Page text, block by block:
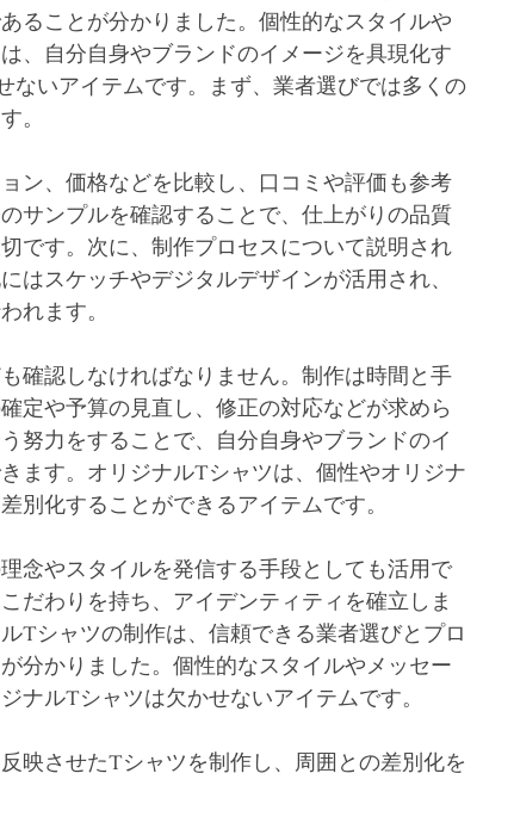
ることが分かりました。個性的なスタイルや
、自分自身やブランドのイメージを具現化す
ないアイテムです。まず、業者選びでは多くの
。
ン、価格などを比較し、口コミや評価も参考
サンプルを確認することで、仕上がりの品質
です。次に、制作プロセスについて説明され
はスケッチやデジタルデザインが活用され、
れます。
確認しなければなりません。制作は時間と手
定や予算の見直し、修正の対応などが求めら
努力をすることで、自分自身やブランドのイ
ます。オリジナルTシャツは、個性やオリジナ
別化することができるアイテムです。
念やスタイルを発信する手段としても活用で
だわりを持ち、アイデンティティを確立しま
Tシャツの制作は、信頼できる業者選びとプロ
分かりました。個性的なスタイルやメッセー
ナルTシャツは欠かせないアイテムです。
映させたTシャツを制作し、周囲との差別化を